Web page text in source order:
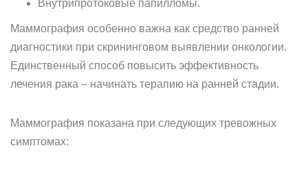
Внутрипротоковые папилломы.
Маммография особенно важна как средство ранней
диагностики при скрининговом выявлении онкологии.
Единственный способ повысить эффективность
лечения рака – начинать терапию на ранней стадии.
Маммография показана при следующих тревожных
симптомах: